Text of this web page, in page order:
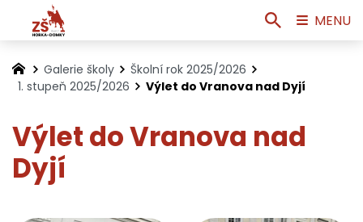
Galerie školy
Školní rok 2025/2026
1. stupeň 2025/2026
Výlet do Vranova nad Dyjí
Výlet do Vranova nad
Dyjí
MENU